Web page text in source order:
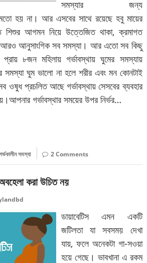
সমস্যার জন্য
মতো হয় না। আর এসবের সাথে রয়েছে হবু মায়ের
শিশুর আগমন নিয়ে উত্তেজিত থাকা, ক্রমাগত
আরও আনুসাংগিক সব সমস্যা। আর এতো সব কিছু
৮জন মহিলায় গর্ভাবস্থায় ঘুমের সমস্যায়
সমস্যা ঘুম ভালো না হলে শরীর এবং মন কোনটাই
ওষুধ প্রচলিত আছে গর্ভাবস্থায় সেসবের ব্যবহার
গর্ভাবস্থার সময়ের উপর নির্ভর…
সমস্যা 2 Comments
করা উচিত নয়
ডায়াবেটিস এমন একটি
জটিলতা যা সবসময় দেখা
যায়, ফলে অনেকটা গা-সওয়া
হয়ে গেছে। ভাবখানা এ রকম